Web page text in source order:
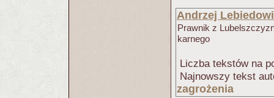
Andrzej
Prawnik z
karnego
Liczba tekstów na
Najnowszy tekst
zagrożenia